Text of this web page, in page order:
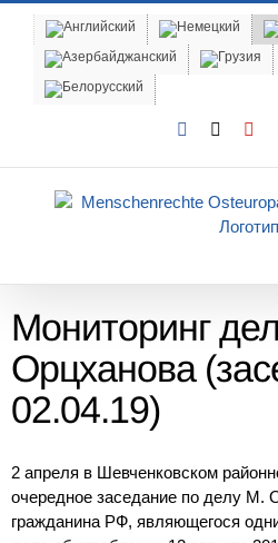
content
Facebook
Мониторинг
Орцханова
02.04.19)
2 апреля в Шевченковском
очередное заседание по делу М.
гражданина РФ, являющегося